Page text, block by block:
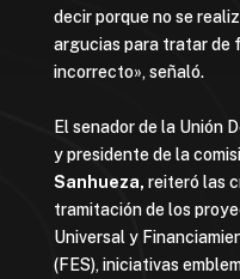
decir porque no se
argucias para tratar de
incorrecto», señaló.
El senador de la Unión
y presidente de la
Sanhueza, reiteró las
tramitación de los
Universal y
(FES), iniciativas